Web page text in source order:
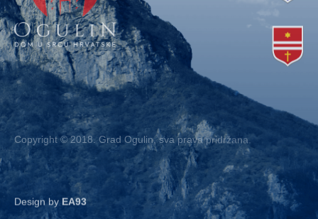
Copyright © 2018. Grad Ogulin, sva prava pridržana.
Design by EA93
Kontakt